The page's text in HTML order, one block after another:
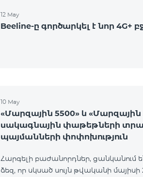
12 May
Beeline-ը գործարկել է նոր 4G+
10 May
«Մարզային 5500» և «Մարզային
սակագնային փաթեթների
պայմանների փոփոխություն
Հարգելի բաժանորդներ, ցանկանում
ձեզ, որ սկսած սույն թվականի մայիսի